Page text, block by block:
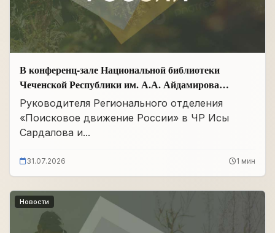
В конференц-зале Национальной библиотеки
Чеченской Республики им. А.А. Айдамирова
прошло заседание
Руководителя Регионального отделения
«Поисковое движение России» в ЧР Исы
Сардалова и...
31.07.2026 1 мин
Новости